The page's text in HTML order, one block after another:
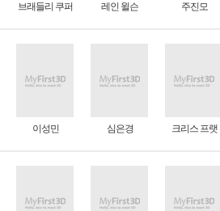
브래들리 쿠퍼 레인 윌슨 주진모
이성민 심은경 크리스 프랫